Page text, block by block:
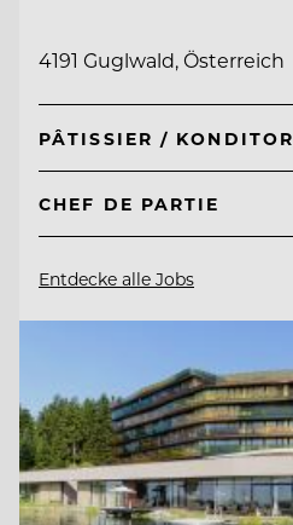
4191 Guglwald, Österreich
PÂTISSIER / KONDITOR
CHEF DE PARTIE
Entdecke alle Jobs